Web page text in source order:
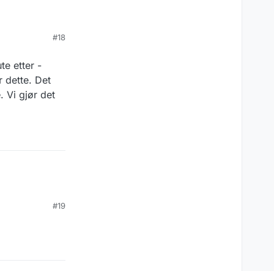
#18
etter -
dette. Det
Vi gjør det
#19